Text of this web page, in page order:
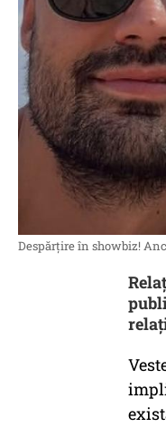
Despărțire în showbiz!